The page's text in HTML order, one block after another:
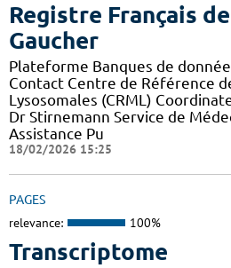
Registre Français
Gaucher
Plateforme Banques de
Contact Centre de Référence
Lysosomales (CRML)
Dr Stirnemann Service de
Assistance Pu
18/02/2026 15:25
PAGES
relevance: 100%
Transcriptome